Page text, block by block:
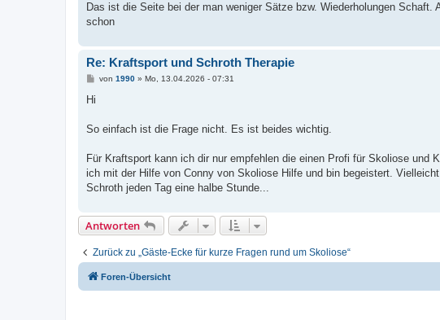
r
a
Das ist die Seite bei der man weniger Sätze bzw. Wiederholungen
schon
Re: Kraftsport und Schroth Therapie
B
a
von 1990» Mo, 13.04.2026 - 07:31
Hi
So einfach ist die Frage nicht. Es ist beides wichtig.
Für Kraftsport kann ich dir nur empfehlen die einen Profi für Skoliose
ich mit der Hilfe von Conny von Skoliose Hilfe und bin begeistert.
Schroth jeden Tag eine halbe Stunde...
Antworten
Zurück zu „Gäste-Ecke für kurze Fragen rund um Skoliose“
Foren-Übersicht